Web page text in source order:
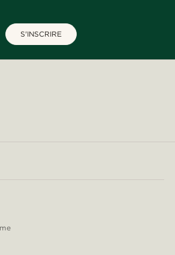
S'INSCRIRE